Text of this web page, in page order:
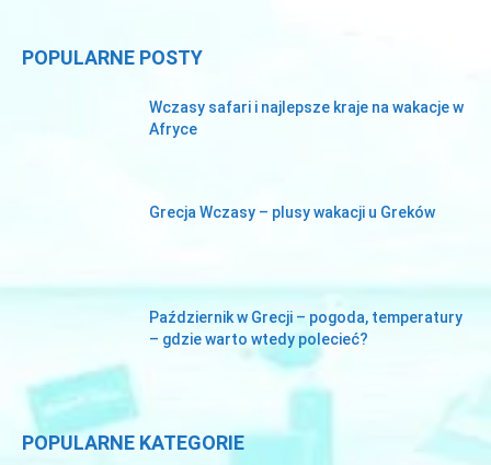
POPULARNE POSTY
Wczasy safari i najlepsze kraje na wakacje w
Afryce
Grecja Wczasy – plusy wakacji u Greków
Październik w Grecji – pogoda, temperatury
– gdzie warto wtedy polecieć?
POPULARNE KATEGORIE